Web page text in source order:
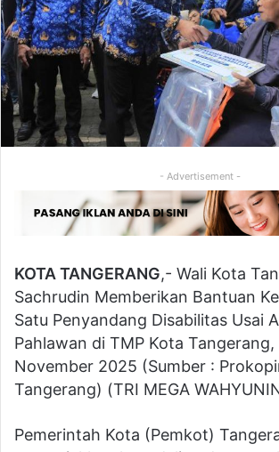
- Advertisement -
KOTA TANGERANG,- Wali Kota
Sachrudin Memberikan Bantuan
Satu Penyandang Disabilitas Usai
Pahlawan di TMP Kota Tangerang,
November 2025 (Sumber :
Tangerang) (TRI MEGA
Pemerintah Kota (Pemkot)